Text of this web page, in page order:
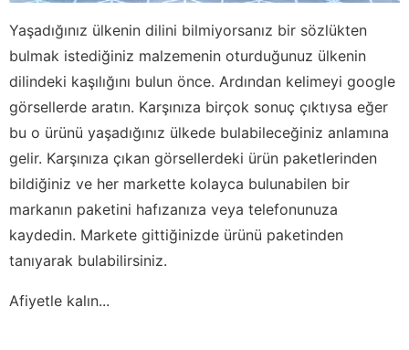
Yaşadığınız ülkenin dilini bilmiyorsanız bir sözlükten
bulmak istediğiniz malzemenin oturduğunuz ülkenin
dilindeki kaşılığını bulun önce. Ardından kelimeyi google
görsellerde aratın. Karşınıza birçok sonuç çıktıysa eğer
bu o ürünü yaşadığınız ülkede bulabileceğiniz anlamına
gelir. Karşınıza çıkan görsellerdeki ürün paketlerinden
bildiğiniz ve her markette kolayca bulunabilen bir
markanın paketini hafızanıza veya telefonunuza
kaydedin. Markete gittiğinizde ürünü paketinden
tanıyarak bulabilirsiniz.
Afiyetle kalın...